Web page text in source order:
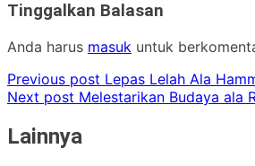
Tinggalkan Balasan
Anda harus masuk untuk
Previous post Lepas Lelah Ala
Next post Melestarikan Budaya ala
Lainnya